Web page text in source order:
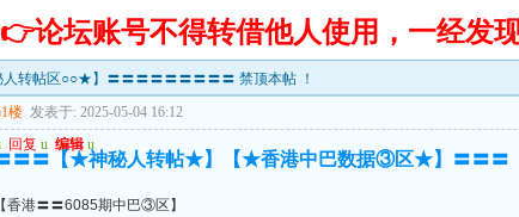
论坛账号不得转借他人使用，一经发
转帖区○○★】〓〓〓〓〓〓〓〓〓 禁顶本帖 ！
楼 发表于: 2025-05-04 16:12
回复 u 编辑 u
〓〓【★神秘人转帖★】【★香港中巴数据③区★】〓〓〓
【香港〓〓6085期中巴③区】